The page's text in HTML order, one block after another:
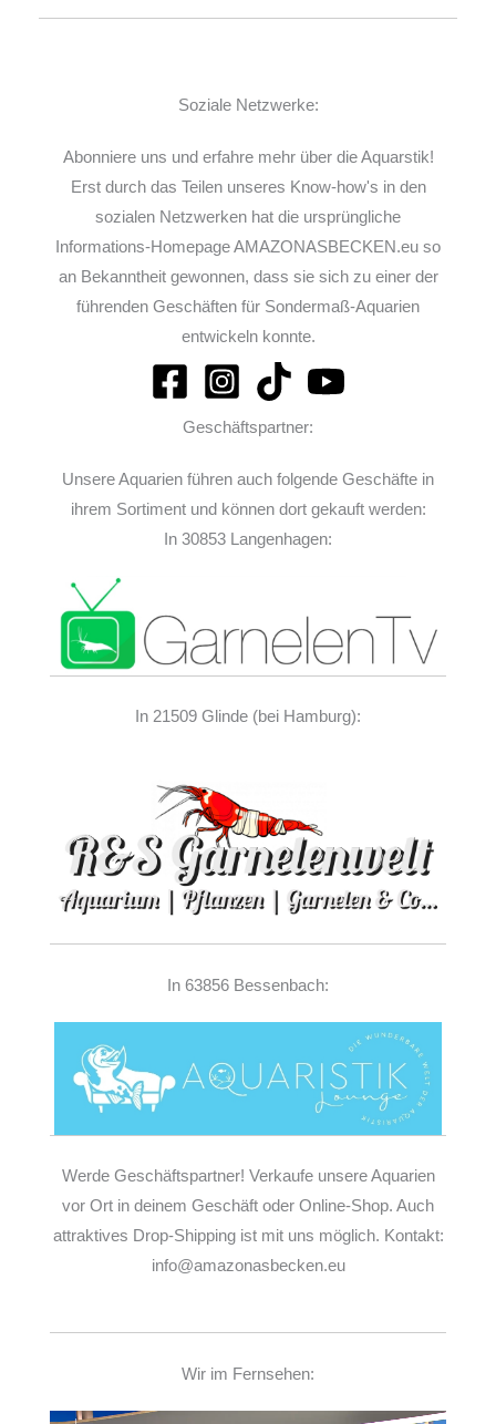
Soziale Netzwerke:
Abonniere uns und erfahre mehr über die Aquarstik!
Erst durch das Teilen unseres Know-how's in den
sozialen Netzwerken hat die ursprüngliche
Informations-Homepage AMAZONASBECKEN.eu so
an Bekanntheit gewonnen, dass sie sich zu einer der
führenden Geschäften für Sondermaß-Aquarien
entwickeln konnte.
Geschäftspartner:
Unsere Aquarien führen auch folgende Geschäfte in
ihrem Sortiment und können dort gekauft werden:
In 30853 Langenhagen:
In 21509 Glinde (bei Hamburg):
In 63856 Bessenbach:
Werde Geschäftspartner! Verkaufe unsere Aquarien
vor Ort in deinem Geschäft oder Online-Shop. Auch
attraktives Drop-Shipping ist mit uns möglich. Kontakt:
info@amazonasbecken.eu
Wir im Fernsehen: